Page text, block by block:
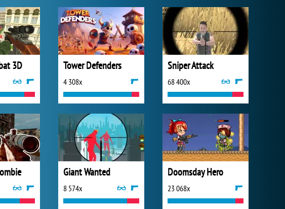
3D Tower Defenders
4 308x
Sniper Attack
68 400x
Giant Wanted
8 574x
Doomsday Hero
23 068x